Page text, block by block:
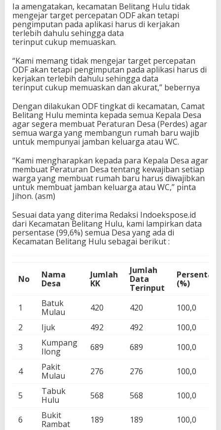
Ia amengatakan, kecamatan Belitang Hulu tidak
mengejar target percepatan ODF akan tetapi
pengimputan pada aplikasi harus di kerjakan
terlebih dahulu sehingga data
terinput cukup memuaskan.
“Kami memang tidak mengejar target percepatan
ODF akan tetapi pengimputan pada aplikasi harus di
kerjakan terlebih dahulu sehingga data
terinput cukup memuaskan dan akurat,” bebernya
Dengan dilakukan ODF tingkat di kecamatan, Camat
Belitang Hulu meminta kepada semua Kepala Desa
agar segera membuat Peraturan Desa (Perdes) agar
semua warga yang membangun rumah baru wajib
untuk mempunyai jamban keluarga atau WC.
“Kami mengharapkan kepada para Kepala Desa agar
membuat Peraturan Desa tentang kewajiban setiap
warga yang membuat rumah baru harus diwajibkan
untuk membuat jamban keluarga atau WC,” pinta
Jihon. (asm)
Sesuai data yang diterima Redaksi Indoekspose.id
dari Kecamatan Belitang Hulu, kami lampirkan data
persentase (99,6%) semua Desa yang ada di
Kecamatan Belitang Hulu sebagai berikut :
No
Nama
Desa
Jumlah
KK
Jumlah
Data
Terinput
Persentase
(%)
1
Batuk
Mulau
420 420
100,0
2
Ijuk 492 492
100,0
3
Kumpang
Ilong
689 689 100,0
4
Pakit
Mulau
276 276 100,0
5
Tabuk
Hulu
568 568 100,0
6
Bukit
Rambat
189 189
100,0